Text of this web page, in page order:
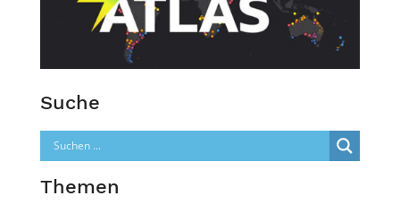
Suche
Themen